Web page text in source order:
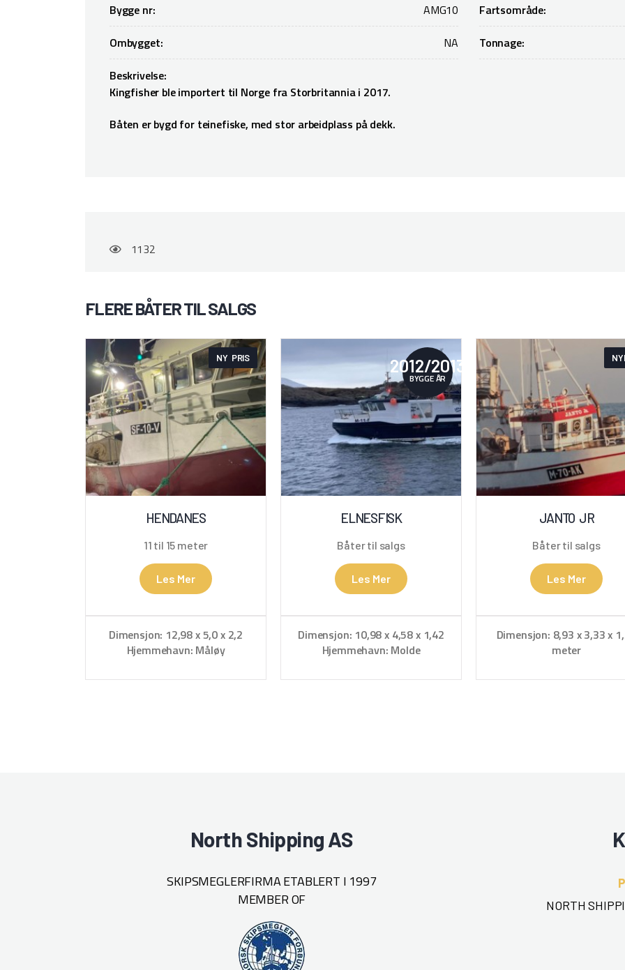
Bygge nr:
AMG10
Fartsområde:
Ombygget:
NA
Tonnage:
Beskrivelse:
Kingfisher ble importert til Norge fra Storbritannia i 2017.
Båten er bygd for teinefiske, med stor arbeidplass på dekk.
1132
FLERE BÅTER TIL SALGS
NY PRIS
HENDANES
11 til 15 meter
Les Mer
Dimensjon: 12,98 x 5,0 x 2,2
Hjemmehavn: Måløy
2012/2013
BYGGE ÅR
ELNESFISK
Båter til salgs
Les Mer
Dimensjon: 10,98 x 4,58 x 1,42
Hjemmehavn: Molde
JANTO JR
Båter til salgs
Les Mer
Dimensjon: 8,93 x 3,33 x
meter
North Shipping AS
SKIPSMEGLERFIRMA ETABLERT I 1997
MEMBER OF
NORTH